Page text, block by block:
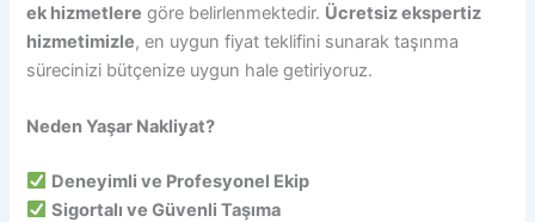
ek hizmetlere göre belirlenmektedir. Ücretsiz ekspertiz
hizmetimizle, en uygun fiyat teklifini sunarak taşınma
sürecinizi bütçenize uygun hale getiriyoruz.
Neden Yaşar Nakliyat?
Deneyimli ve Profesyonel Ekip
Sigortalı ve Güvenli Taşıma